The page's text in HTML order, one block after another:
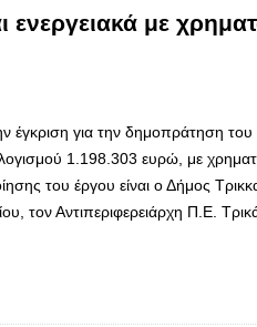
ενεργειακά με
έγκριση για την δημοπράτηση του
1.198.303 ευρώ, με
του έργου είναι ο Δήμος
τον Αντιπεριφερειάρχη Π.Ε.